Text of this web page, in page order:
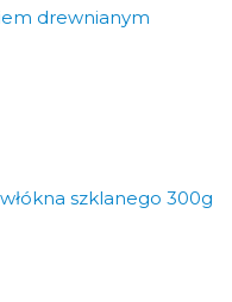
drewnianym
szklanego 300g